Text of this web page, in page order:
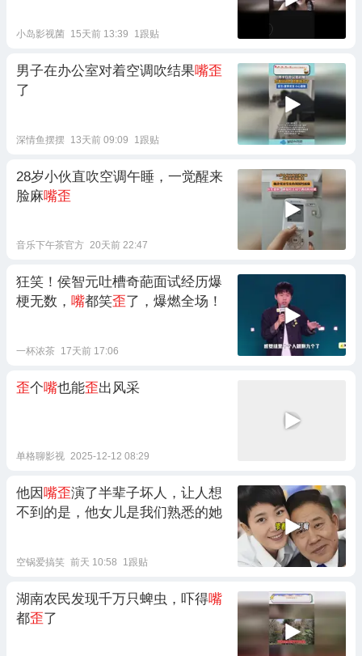
小岛影视菌 15天前 13:39 1跟贴
男子在办公室对着空调吹结果嘴歪
了
深情鱼摆摆 13天前 09:09 1跟贴
28岁小伙直吹空调午睡，一觉醒来
脸麻嘴歪
音乐下午茶官方 20天前 22:47
狂笑！侯智元吐槽奇葩面试经历爆
梗无数， 嘴都笑歪了，爆燃全场！
一杯浓茶 17天前 17:06
歪个嘴也能歪出风采
单格聊影视 2025-12-12 08:29
他因嘴歪演了半辈子坏人，让人想
不到的是，他女儿是我们熟悉的她
空锅爱搞笑 前天 10:58 1跟贴
湖南农民发现千万只蜱虫，吓得嘴
都歪了